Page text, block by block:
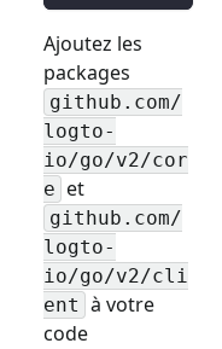
Ajoutez les
packages
github.com/
logto-
io/go/v2/cor
e et
github.com/
logto-
io/go/v2/cli
ent à votre
code